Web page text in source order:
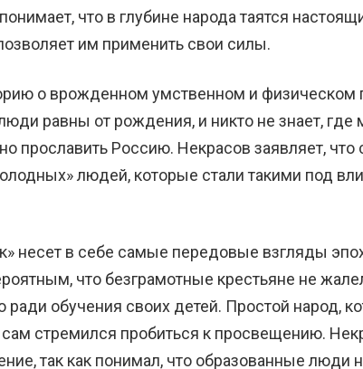
что в глубине народа таятся
им применить свои силы.
о врожденном умственном и физическом
равны от рождения, и никто не знает, где
прославить Россию. Некрасов заявляет,
людей, которые стали такими под
несет в себе самые передовые взгляды
что безграмотные крестьяне не
обучения своих детей. Простой народ,
стремился пробиться к просвещению.
так как понимал, что образованные люди